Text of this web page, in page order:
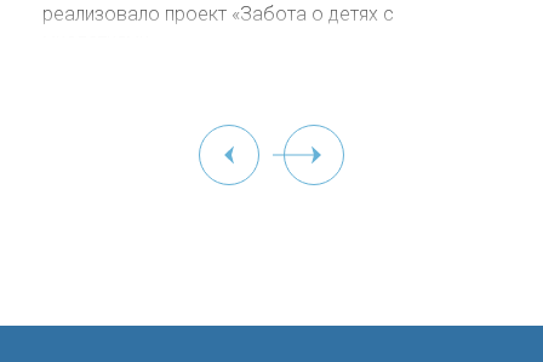
реализовало проект «Забота о детях с